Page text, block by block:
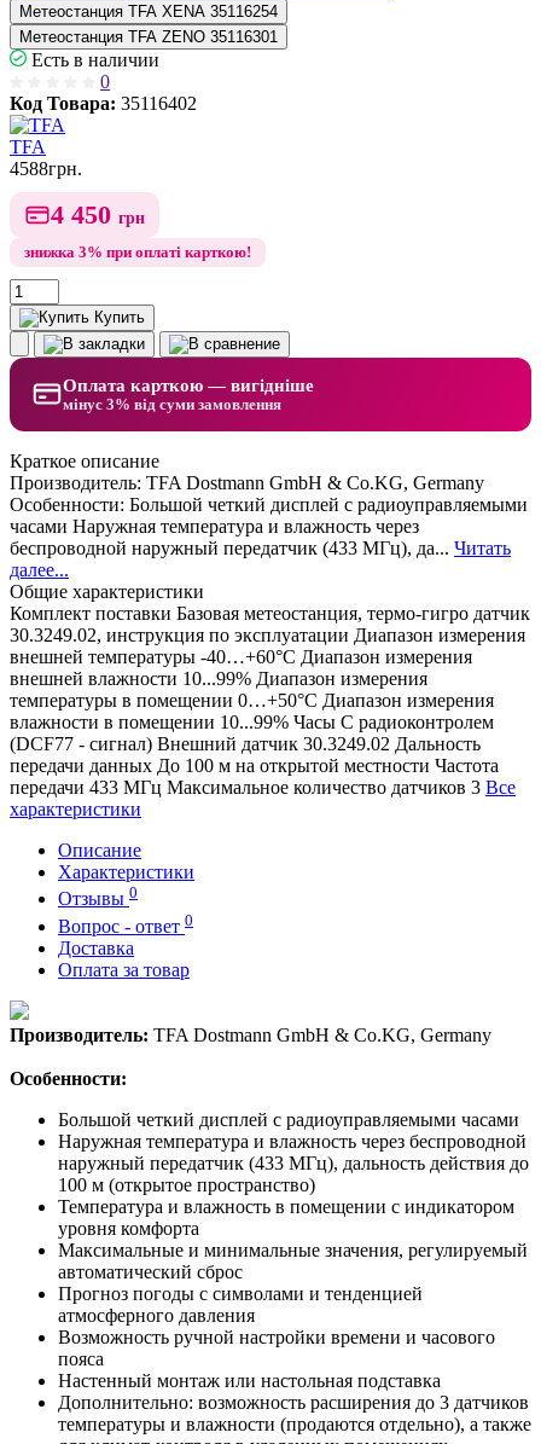
Метеостанция TFA XENA 35116254
Метеостанция TFA ZENO 35116301
Есть в наличии
0
Код Товара: 35116402
TFA
4588грн.
4 450 грн
знижка 3% при оплаті карткою!
Купить
Оплата карткою — вигідніше
мінус 3% від суми замовлення
Краткое описание
Производитель: TFA Dostmann GmbH & Co.KG, Germany
Особенности: Большой четкий дисплей с радиоуправляемыми
часами Наружная температура и влажность через
беспроводной наружный передатчик (433 МГц), да... Читать
далее...
Общие характеристики
Комплект поставки Базовая метеостанция, термо-гигро датчик
30.3249.02, инструкция по эксплуатации Диапазон измерения
внешней температуры -40…+60°C Диапазон измерения
внешней влажности 10...99% Диапазон измерения
температуры в помещении 0…+50°C Диапазон измерения
влажности в помещении 10...99% Часы С радиоконтролем
(DCF77 - сигнал) Внешний датчик 30.3249.02 Дальность
передачи данных До 100 м на открытой местности Частота
передачи 433 МГц Максимальное количество датчиков 3 Все
характеристики
Описание
Характеристики
Отзывы 0
Вопрос - ответ 0
Доставка
Оплата за товар
Производитель: TFA Dostmann GmbH & Co.KG, Germany
Особенности:
Большой четкий дисплей с радиоуправляемыми часами
Наружная температура и влажность через беспроводной
наружный передатчик (433 МГц), дальность действия до
100 м (открытое пространство)
Температура и влажность в помещении с индикатором
уровня комфорта
Максимальные и минимальные значения, регулируемый
автоматический сброс
Прогноз погоды с символами и тенденцией
атмосферного давления
Возможность ручной настройки времени и часового
пояса
Настенный монтаж или настольная подставка
Дополнительно: возможность расширения до 3 датчиков
температуры и влажности (продаются отдельно), а также